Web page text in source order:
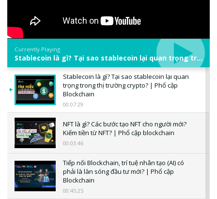
Currently Playing
Stablecoin là gì? Tại sao stablecoin lại quan trọng trong thị trường crypto? | Phổ cập Blockchain
Stablecoin là gì? Tại sao stablecoin lại quan
trọng trong thị trường crypto? | Phổ cập
Blockchain
00:07:29
NFT là gì? Các bước tạo NFT cho người mới?
Kiếm tiền từ NFT? | Phổ cập blockchain
00:03:46
Tiếp nối Blockchain, trí tuệ nhân tạo (AI) có
phải là làn sóng đầu tư mới? | Phổ cập
Blockchain
00:45:25